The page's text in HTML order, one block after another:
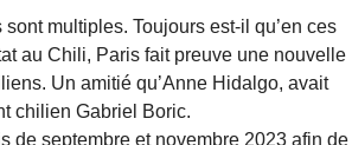
multiples. Toujours est-il qu’en ces
au Chili, Paris fait preuve une nouvelle
Un amitié qu’Anne Hidalgo, avait
chilien Gabriel Boric.
de septembre et novembre 2023 afin de